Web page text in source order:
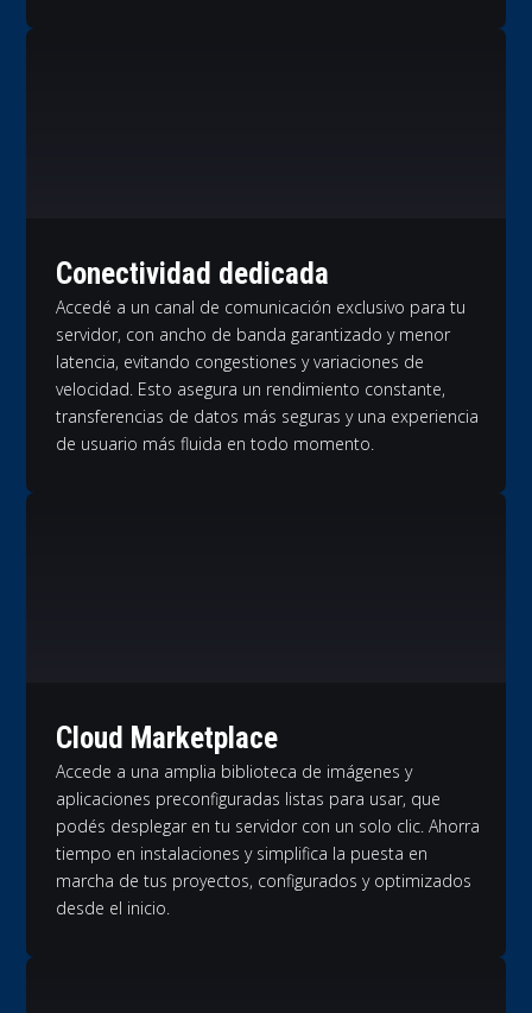
Conectividad dedicada
Accedé a un canal de comunicación exclusivo para tu
servidor, con ancho de banda garantizado y menor
latencia, evitando congestiones y variaciones de
velocidad. Esto asegura un rendimiento constante,
transferencias de datos más seguras y una experiencia
de usuario más fluida en todo momento.
Cloud Marketplace
Accede a una amplia biblioteca de imágenes y
aplicaciones preconfiguradas listas para usar, que
podés desplegar en tu servidor con un solo clic. Ahorra
tiempo en instalaciones y simplifica la puesta en
marcha de tus proyectos, configurados y optimizados
desde el inicio.